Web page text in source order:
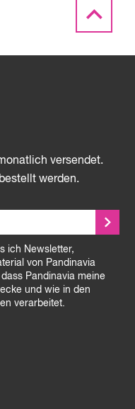
versendet.
werden.
ich Newsletter,
von Pandinavia
Pandinavia meine
und wie in den
verarbeitet.